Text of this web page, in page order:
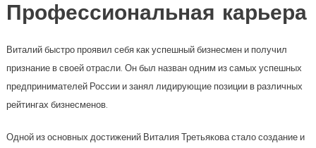
Профессиональная карьера
Виталий быстро проявил себя как успешный бизнесмен и получил
признание в своей отрасли. Он был назван одним из самых успешных
предпринимателей России и занял лидирующие позиции в различных
рейтингах бизнесменов.
Одной из основных достижений Виталия Третьякова стало создание и